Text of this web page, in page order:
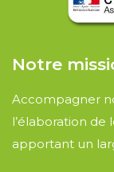
Notre
Accompagner
l’élaboration de
apportant un